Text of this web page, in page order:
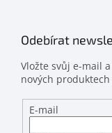
Odebírat
Vložte svůj e-mail
nových
E-mail